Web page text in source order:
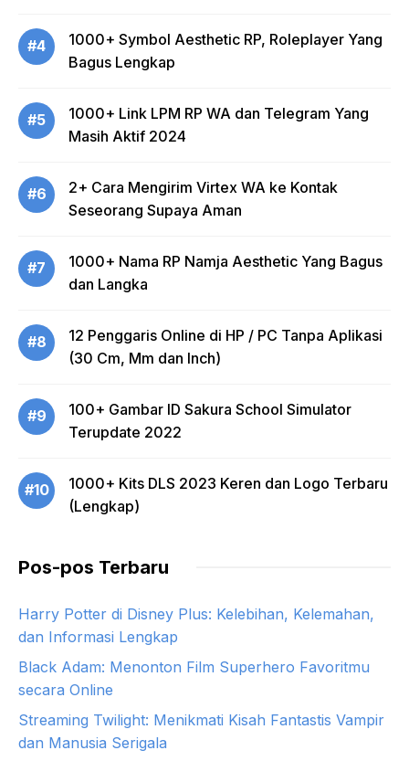
#4
1000+ Symbol Aesthetic RP, Roleplayer Yang
Bagus Lengkap
#5
1000+ Link LPM RP WA dan Telegram Yang
Masih Aktif 2024
#6
2+ Cara Mengirim Virtex WA ke Kontak
Seseorang Supaya Aman
#7
1000+ Nama RP Namja Aesthetic Yang Bagus
dan Langka
#8
12 Penggaris Online di HP / PC Tanpa Aplikasi
(30 Cm, Mm dan Inch)
#9
100+ Gambar ID Sakura School Simulator
Terupdate 2022
#10
1000+ Kits DLS 2023 Keren dan Logo Terbaru
(Lengkap)
Pos-pos Terbaru
Harry Potter di Disney Plus: Kelebihan, Kelemahan,
dan Informasi Lengkap
Black Adam: Menonton Film Superhero Favoritmu
secara Online
Streaming Twilight: Menikmati Kisah Fantastis Vampir
dan Manusia Serigala